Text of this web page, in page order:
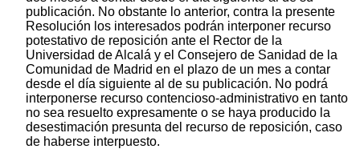
publicación. No obstante lo anterior, contra la presente
Resolución los interesados podrán interponer recurso
potestativo de reposición ante el Rector de la
Universidad de Alcalá y el Consejero de Sanidad de la
Comunidad de Madrid en el plazo de un mes a contar
desde el día siguiente al de su publicación. No podrá
interponerse recurso contencioso-administrativo en tanto
no sea resuelto expresamente o se haya producido la
desestimación presunta del recurso de reposición, caso
de haberse interpuesto.